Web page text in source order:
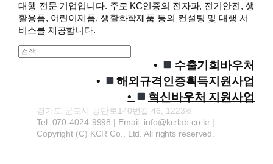
대행 전문 기업입니다. 주로 KC인증의 전자파, 전기안전, 생
활용품, 어린이제품, 생활화학제품 등의 컨설팅 및 대행 서
비스를 제공합니다.
S
수출기회바우처
해외규격인증획득지원사업
혁신바우처 지원사업
경기도 군포시 공단로140번길 46, 1223호
Tel: 070-4024-9998 | Email: info@kcrlab.co.kr |
Copyright (C) KCR Co., Ltd. All rights reserved.